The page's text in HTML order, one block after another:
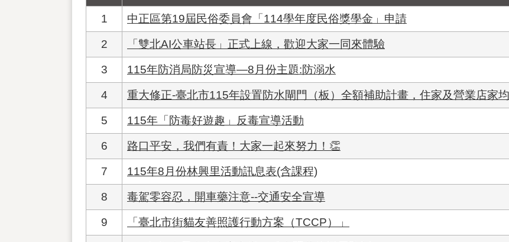
1 中正區第19屆民俗委員會「114學年度民俗獎學金」申請
2 「雙北AI公車站長」正式上線，歡迎大家一同來體驗
3 115年防消局防災宣導—8月份主題:防溺水
4 重大修正-臺北市115年設置防水閘門（板）全額補助計畫，住家及營業店家
5 115年「防毒好遊趣」反毒宣導活動
6 路口平安，我們有責！大家一起來努力！👏
7 115年8月份林興里活動訊息表(含課程)
8 毒駕零容忍，開車藥注意--交通安全宣導
9 「臺北市街貓友善照護行動方案（TCCP）」